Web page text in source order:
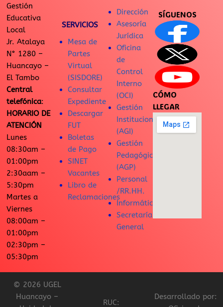
Gestión
Educativa
Local
Jr. Atalaya
N° 1280 –
Huancayo –
El Tambo
Central
telefónica:
HORARIO DE
ATENCIÓN
Lunes
08:30am –
01:00pm
2:30aam –
5:30pm
Martes a
Viernes
08:00am –
01:00pm
02:30pm –
05:30pm
SERVICIOS
Mesa de
Partes
Virtual
(SISDORE)
Consultar
Expediente
Descargar
FUT
Boletas
de Pago
SINET
Vacantes
Libro de
Reclamaciones
Dirección
Asesoría
Jurídica
Oficina
de
Control
Interno
(OCI)
Gestión
Institucional
(AGI)
Gestión
Pedagógica
(AGP)
Personal
/RR.HH.
Informática
Secretaría
General
SÍGUENOS
CÓMO
LLEGAR
© 2026 UGEL
Huancayo –
RUC:
Desarrollado por: